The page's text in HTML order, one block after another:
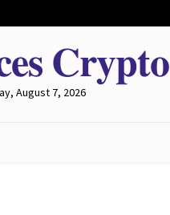
𝐂𝐫𝐲𝐩𝐭𝐨
August 7, 2026